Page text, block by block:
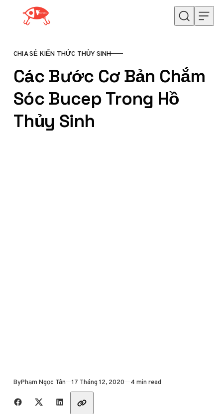
Skip to content
CATEGORY
CHIA SẺ KIẾN THỨC THỦY SINH
Các Bước Cơ Bản Chắm
Sóc Bucep Trong Hồ
Thủy Sinh
ByPhạm Ngọc Tân Published
17 Tháng 12, 2020 4 min read
Share with friends